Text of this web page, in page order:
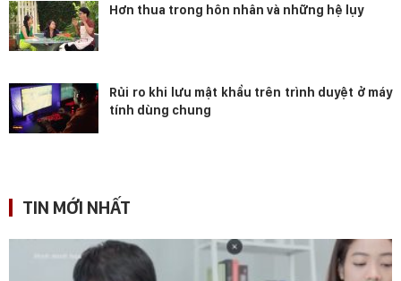
Hơn thua trong hôn nhân và những hệ lụy
Rủi ro khi lưu mật khẩu trên trình duyệt ở máy
tính dùng chung
TIN MỚI NHẤT